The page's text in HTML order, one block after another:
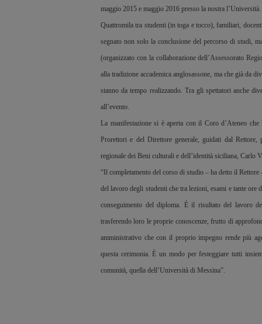
maggio 2015 e maggio 2016 presso la nostra l’Università.
Quattromila tra studenti (in toga e tocco), familiari,
segnato non solo la conclusione del percorso di studi,
(organizzato con la collaborazione dell’Assessorato
alla tradizione accademica anglosassone, ma che già da
stanno da tempo realizzando. Tra gli spettatori anche
all’evento.
La manifestazione si è aperta con il Coro d’Ateneo
Prorettori e del Direttore generale, guidati dal
regionale dei Beni culturali e dell’identità siciliana, Carlo
“Il completamento del corso di studio – ha detto il
del lavoro degli studenti che tra lezioni, esami e tante
conseguimento del diploma. È il risultato del lavoro
trasferendo loro le proprie conoscenze, frutto di
amministrativo che con il proprio impegno rende più
questa cerimonia. È un modo per festeggiare tutti
comunità, quella dell’Università di Messina”.